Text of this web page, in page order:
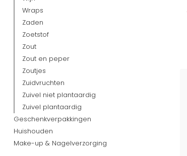
Wraps
Zaden
Zoetstof
Zout
Zout en peper
Zoutjes
Zuidvruchten
Zuivel niet plantaardig
Zuivel plantaardig
Geschenkverpakkingen
Huishouden
Make-up & Nagelverzorging